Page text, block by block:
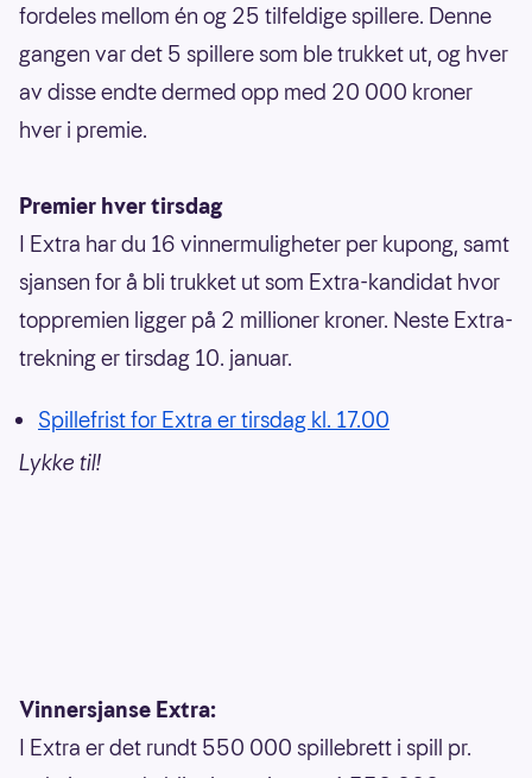
fordeles mellom én og 25 tilfeldige spillere. Denne
gangen var det 5 spillere som ble trukket ut, og hver
av disse endte dermed opp med 20 000 kroner
hver i premie.
Premier hver tirsdag
I Extra har du 16 vinnermuligheter per kupong, samt
sjansen for å bli trukket ut som Extra-kandidat hvor
toppremien ligger på 2 millioner kroner. Neste Extra-
trekning er tirsdag 10. januar.
Spillefrist for Extra er tirsdag kl. 17.00
Lykke til!
Vinnersjanse Extra:
I Extra er det rundt 550 000 spillebrett i spill pr.